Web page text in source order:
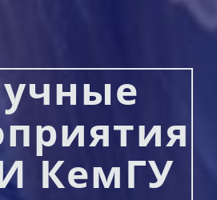
КемГУ